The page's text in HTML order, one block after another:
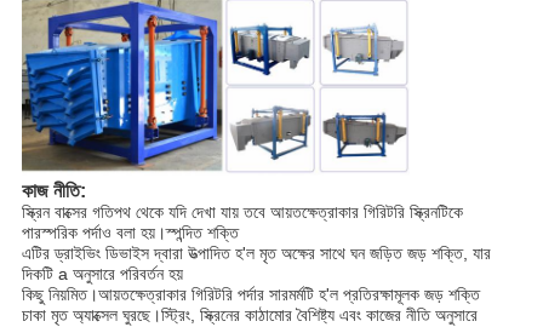
কাজ নীতি:
স্ক্রিন বাক্সের গতিপথ থেকে যদি দেখা যায় তবে আয়তক্ষেত্রাকার গিরিটরি স্ক্রিনটিকে
পারস্পরিক পর্দাও বলা হয়।স্পন্দিত শক্তি
এটির ড্রাইভিং ডিভাইস দ্বারা উত্পাদিত হ'ল মৃত অক্ষের সাথে ঘন জড়িত জড় শক্তি, যার
দিকটি a অনুসারে পরিবর্তন হয়
কিছু নিয়মিত।আয়তক্ষেত্রাকার গিরিটরি পর্দার সারমর্মটি হ'ল প্রতিরক্ষামূলক জড় শক্তি
চাকা মৃত অ্যাক্সেল ঘুরছে।স্ট্রিং, স্ক্রিনের কাঠামোর বৈশিষ্ট্য এবং কাজের নীতি অনুসারে